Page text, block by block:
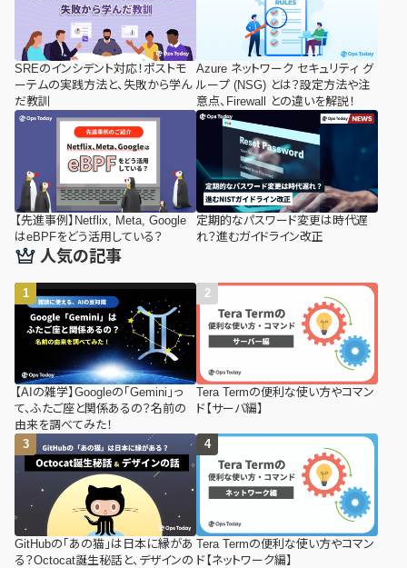
SREのインシデント対応！ポストモ
ーテムの実践方法と、失敗から学ん
だ教訓
Azure ネットワーク セキュリティ グ
ループ (NSG) とは？設定方法や注
意点、Firewall との違いを解説！
【先進事例】Netflix, Meta, Google
はeBPFをどう活用している？
定期的なパスワード変更は時代遅
れ？進むガイドライン改正
人気の記事
【AIの雑学】Googleの「Gemini」っ
て、ふたご座と関係あるの？名前の
由来を調べてみた！
Tera Termの便利な使い方やコマン
ド【サーバ編】
GitHubの「あの猫」は日本に縁があ
る？Octocat誕生秘話と、デザインの
Tera Termの便利な使い方やコマン
ド【ネットワーク編】